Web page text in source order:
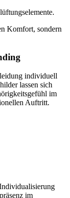
Komfort, sondern
individuell
lassen sich
im
Auftritt.
im